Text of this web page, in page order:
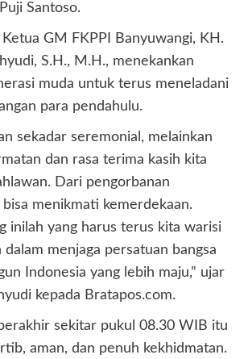
Santoso.
GM FKPPI Banyuwangi, KH.
S.H., M.H., menekankan
muda untuk terus meneladani
para pendahulu.
sekadar seremonial, melainkan
dan rasa terima kasih kita
Dari pengorbanan
menikmati kemerdekaan.
inilah yang harus terus kita warisi
dalam menjaga persatuan bangsa
Indonesia yang lebih maju,” ujar
kepada Bratapos.com.
sekitar pukul 08.30 WIB itu
aman, dan penuh kekhidmatan.